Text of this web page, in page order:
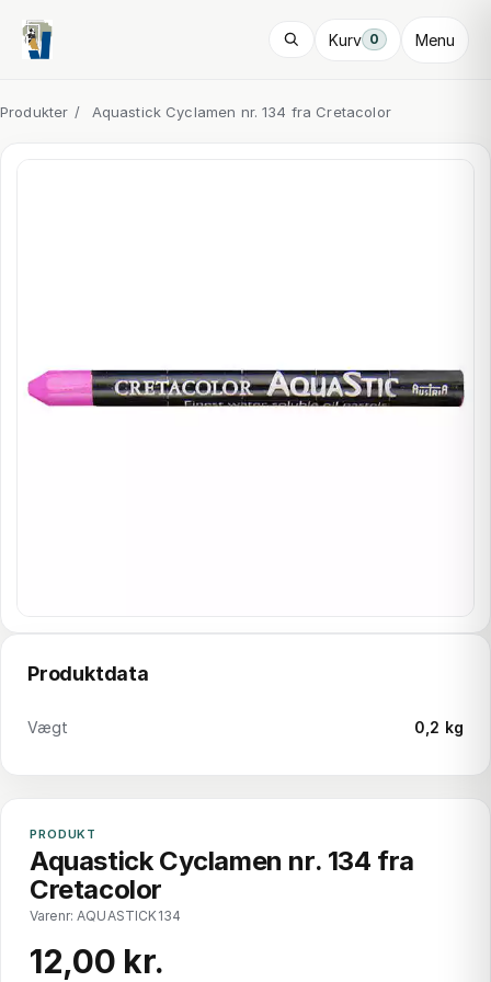
Kurv 0 Menu
Produkter / Aquastick Cyclamen nr. 134 fra Cretacolor
Produktdata
Vægt 0,2 kg
PRODUKT
Aquastick Cyclamen nr. 134 fra
Cretacolor
Varenr: AQUASTICK134
12,00 kr.